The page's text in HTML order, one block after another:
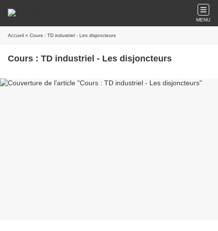
MENU
Accueil » Cours : TD industriel - Les disjoncteurs
Cours : TD industriel - Les disjoncteurs